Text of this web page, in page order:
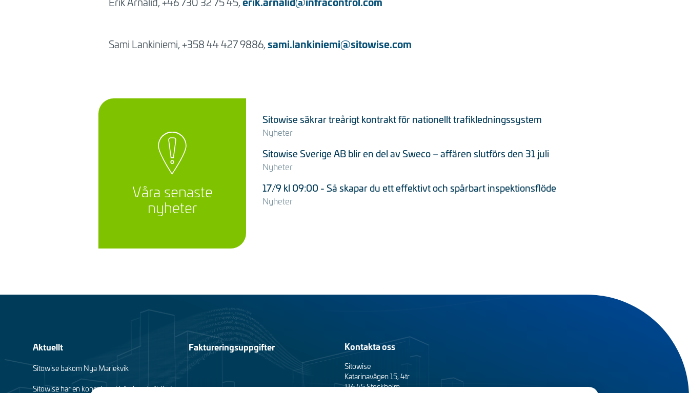
Sami Lankiniemi, +358 44 427 9886,sami.lankiniemi@sitowise.com
Våra senaste
nyheter
Sitowise säkrar treårigt kontrakt för nationellt trafikledningssystem
Nyheter
Sitowise Sverige AB blir en del av Sweco – affären slutförs den 31 juli
Nyheter
17/9 kl 09:00 - Så skapar du ett effektivt och spårbart inspektionsflöde
Nyheter
Footer
(sv)
Aktuellt
Sitowise bakom Nya Mariekvik
Sitowise har en konsekvent hög kundnöjdhet
Faktureringsuppgifter Kontakta oss
Sitowise
Katarinavägen 15, 4tr
116 45 Stockholm